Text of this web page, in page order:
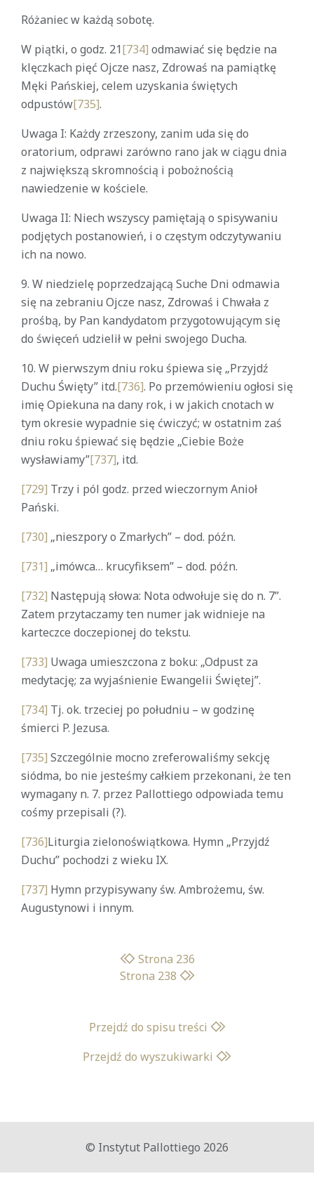
Różaniec w każdą sobotę.
W piątki, o godz. 21[734] odmawiać się będzie na
klęczkach pięć Ojcze nasz, Zdrowaś na pamiątkę
Męki Pańskiej, celem uzyskania świętych
odpustów[735].
Uwaga I: Każdy zrzeszony, zanim uda się do
oratorium, odprawi zarówno rano jak w ciągu dnia
z największą skromnością i pobożnością
nawiedzenie w kościele.
Uwaga II: Niech wszyscy pamiętają o spisywaniu
podjętych postanowień, i o częstym odczytywaniu
ich na nowo.
9. W niedzielę poprzedzającą Suche Dni odmawia
się na zebraniu Ojcze nasz, Zdrowaś i Chwała z
prośbą, by Pan kandydatom przygotowującym się
do święceń udzielił w pełni swojego Ducha.
10. W pierwszym dniu roku śpiewa się „Przyjdź
Duchu Święty” itd.[736]. Po przemówieniu ogłosi się
imię Opiekuna na dany rok, i w jakich cnotach w
tym okresie wypadnie się ćwiczyć; w ostatnim zaś
dniu roku śpiewać się będzie „Ciebie Boże
wysławiamy”[737], itd.
[729] Trzy i pól godz. przed wieczornym Anioł
Pański.
[730] „nieszpory o Zmarłych” – dod. późn.
[731] „imówca… krucyfiksem” – dod. późn.
[732] Następują słowa: Nota odwołuje się do n. 7”.
Zatem przytaczamy ten numer jak widnieje na
karteczce doczepionej do tekstu.
[733] Uwaga umieszczona z boku: „Odpust za
medytację; za wyjaśnienie Ewangelii Świętej”.
[734] Tj. ok. trzeciej po południu – w godzinę
śmierci P. Jezusa.
[735] Szczególnie mocno zreferowaliśmy sekcję
siódma, bo nie jesteśmy całkiem przekonani, że ten
wymagany n. 7. przez Pallottiego odpowiada temu
cośmy przepisali (?).
[736]Liturgia zielonoświątkowa. Hymn „Przyjdź
Duchu” pochodzi z wieku IX.
[737] Hymn przypisywany św. Ambrożemu, św.
Augustynowi i innym.
Strona 236
Strona 238
Przejdź do spisu treści
Przejdź do wyszukiwarki
© Instytut Pallottiego 2026